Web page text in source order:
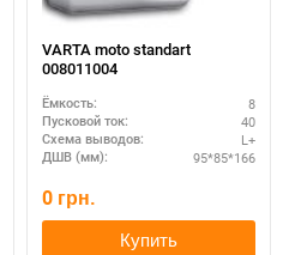
VARTA moto standart
008011004
Ёмкость: 8
Пусковой ток: 40
Схема выводов: L+
ДШВ (мм): 95*85*166
0 грн.
Купить